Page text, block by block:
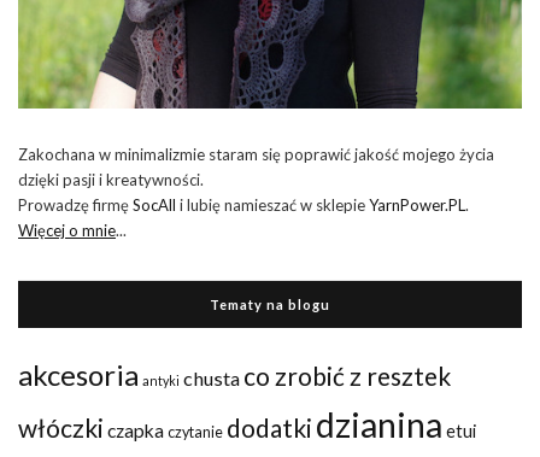
Zakochana w minimalizmie staram się poprawić jakość mojego życia
dzięki pasji i kreatywności.
Prowadzę firmęSocAll i lubię namieszać w sklepieYarnPower.PL.
Więcej o mnie...
Tematy na blogu
akcesoria antyki chusta co zrobić z resztek
włóczki czapka czytanie dodatki dzianina etui